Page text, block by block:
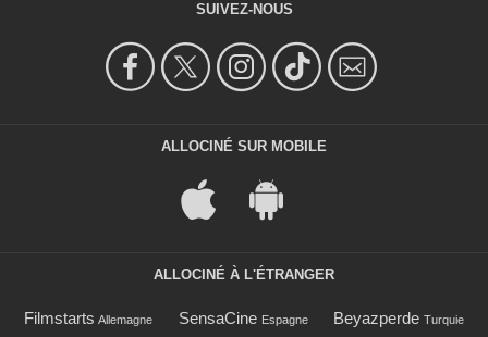
SUIVEZ-NOUS
ALLOCINÉ SUR MOBILE
ALLOCINÉ À L'ÉTRANGER
Filmstarts Allemagne SensaCine Espagne Beyazperde Turquie